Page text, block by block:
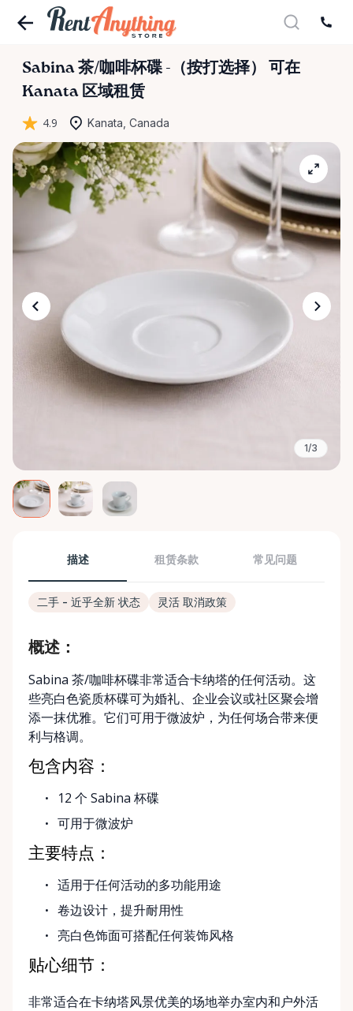
Sabina 茶​/​咖啡杯碟 -（按打选择）
可在
Kanata 区域租赁
4.9 Kanata, Canada
1/3
描述 租赁条款 常见问题
二手 - 近乎全新 状态 灵活 取消政策
概述：
Sabina 茶/咖啡杯碟非常适合卡纳塔的任何活动。这
些亮白色瓷质杯碟可为婚礼、企业会议或社区聚会增
添一抹优雅。它们可用于微波炉，为任何场合带来便
利与格调。
包含内容：
12 个 Sabina 杯碟
可用于微波炉
主要特点：
适用于任何活动的多功能用途
卷边设计，提升耐用性
亮白色饰面可搭配任何装饰风格
贴心细节：
非常适合在卡纳塔风景优美的场地举办室内和户外活